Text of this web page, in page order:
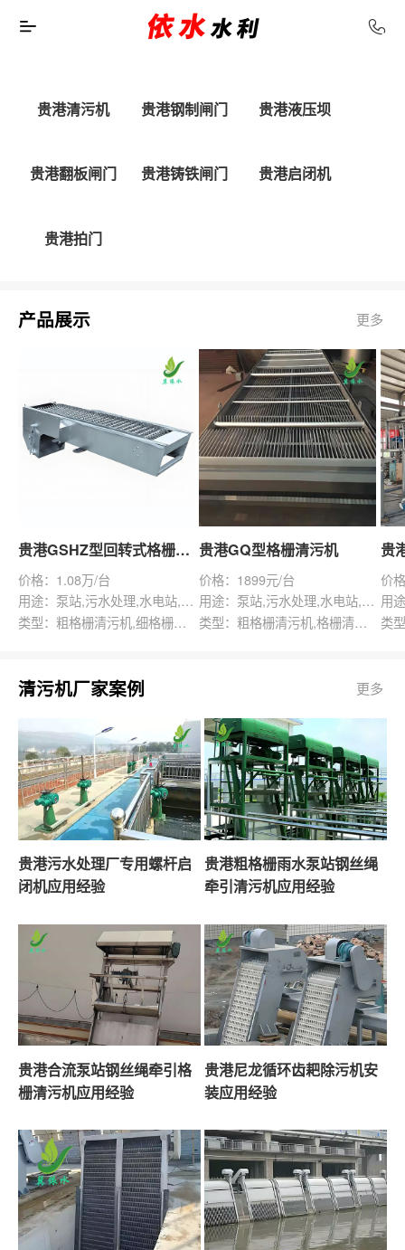
贵港清污机 贵港钢制闸门 贵港液压坝
贵港翻板闸门 贵港铸铁闸门 贵港启闭机
贵港拍门
产品展示 更多
贵港GSHZ型回转式格栅除污机
价格：1.08万/台
用途：泵站,污水处理,水电站,自来水厂,渠道,水产养殖,化工,纺织,给排水工程
类型：粗格栅清污机,细格栅清污机,格栅清污机,回转式清污机
贵港GQ型格栅清污机
价格：1899元/台
用途：泵站,污水处理,水电站,自来水厂,给排水工程
类型：粗格栅清污机,格栅清污机,回转式清污机
价
清污机厂家案例 更多
贵港污水处理厂专用螺杆启
闭机应用经验
贵港粗格栅雨水泵站钢丝绳
牵引清污机应用经验
贵港合流泵站钢丝绳牵引格
栅清污机应用经验
贵港尼龙循环齿耙除污机安
装应用经验